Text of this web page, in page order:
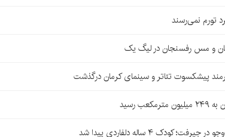
تورم نمی‌رسند
و مس رفسنجان در لیگ یک
پیشکسوت تئاتر و سینمای کرمان درگذشت
رسید
کودک ۴ ساله دلفاردی پیدا شد